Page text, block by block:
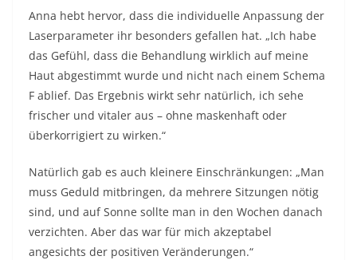
Anna hebt hervor, dass die individuelle Anpassung der
Laserparameter ihr besonders gefallen hat. „Ich habe
das Gefühl, dass die Behandlung wirklich auf meine
Haut abgestimmt wurde und nicht nach einem Schema
F ablief. Das Ergebnis wirkt sehr natürlich, ich sehe
frischer und vitaler aus – ohne maskenhaft oder
überkorrigiert zu wirken.“
Natürlich gab es auch kleinere Einschränkungen: „Man
muss Geduld mitbringen, da mehrere Sitzungen nötig
sind, und auf Sonne sollte man in den Wochen danach
verzichten. Aber das war für mich akzeptabel
angesichts der positiven Veränderungen.“